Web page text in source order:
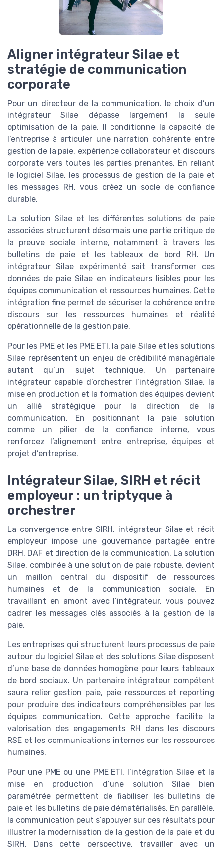
Aligner intégrateur Silae et
stratégie de communication
corporate
Pour un directeur de la communication, le choix d’un
intégrateur Silae dépasse largement la seule
optimisation de la paie. Il conditionne la capacité de
l’entreprise à articuler une narration cohérente entre
gestion de la paie, expérience collaborateur et discours
corporate vers toutes les parties prenantes. En reliant
le logiciel Silae, les processus de gestion de la paie et
les messages RH, vous créez un socle de confiance
durable.
La solution Silae et les différentes solutions de paie
associées structurent désormais une partie critique de
la preuve sociale interne, notamment à travers les
bulletins de paie et les tableaux de bord RH. Un
intégrateur Silae expérimenté sait transformer ces
données de paie Silae en indicateurs lisibles pour les
équipes communication et ressources humaines. Cette
intégration fine permet de sécuriser la cohérence entre
discours sur les ressources humaines et réalité
opérationnelle de la gestion paie.
Pour les PME et les PME ETI, la paie Silae et les solutions
Silae représentent un enjeu de crédibilité managériale
autant qu’un sujet technique. Un partenaire
intégrateur capable d’orchestrer l’intégration Silae, la
mise en production et la formation des équipes devient
un allié stratégique pour la direction de la
communication. En positionnant la paie solution
comme un pilier de la confiance interne, vous
renforcez l’alignement entre entreprise, équipes et
projet d’entreprise.
Intégrateur Silae, SIRH et récit
employeur : un triptyque à
orchestrer
La convergence entre SIRH, intégrateur Silae et récit
employeur impose une gouvernance partagée entre
DRH, DAF et direction de la communication. La solution
Silae, combinée à une solution de paie robuste, devient
un maillon central du dispositif de ressources
humaines et de la communication sociale. En
travaillant en amont avec l’intégrateur, vous pouvez
cadrer les messages clés associés à la gestion de la
paie.
Les entreprises qui structurent leurs processus de paie
autour du logiciel Silae et des solutions Silae disposent
d’une base de données homogène pour leurs tableaux
de bord sociaux. Un partenaire intégrateur compétent
saura relier gestion paie, paie ressources et reporting
pour produire des indicateurs compréhensibles par les
équipes communication. Cette approche facilite la
valorisation des engagements RH dans les discours
RSE et les communications internes sur les ressources
humaines.
Pour une PME ou une PME ETI, l’intégration Silae et la
mise en production d’une solution Silae bien
paramétrée permettent de fiabiliser les bulletins de
paie et les bulletins de paie dématérialisés. En parallèle,
la communication peut s’appuyer sur ces résultats pour
illustrer la modernisation de la gestion de la paie et du
SIRH. Dans cette perspective, travailler avec un